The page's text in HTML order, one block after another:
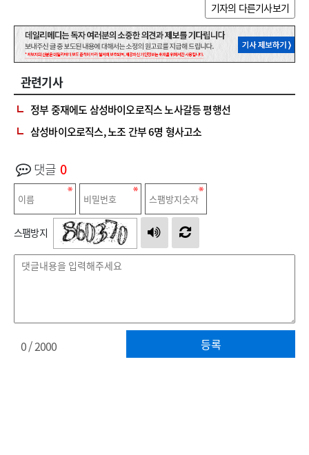
기자의 다른기사보기
관련기사
정부 중재에도 삼성바이오로직스 노사갈등 평행선
삼성바이오로직스, 노조 간부 6명 형사고소
댓글 0
스팸방지
등록
0/ 2000